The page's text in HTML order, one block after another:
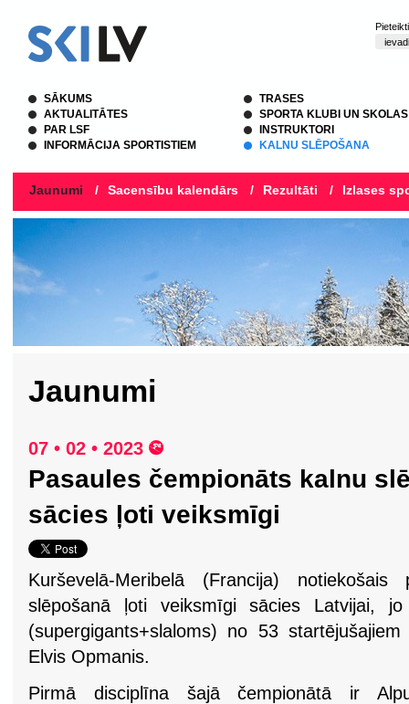
SĀKUMS
AKTUALITĀTES
PAR LSF
INFORMĀCIJA SPORTISTIEM
TRASES
SPORTA KLUBI UN SKOLAS
INSTRUKTORI
KALNU SLĒPOŠANA
Jaunumi / Sacensību kalendārs / Rezultāti / Izlases
Jaunumi
07 • 02 • 2023
Pasaules čempionāts kalnu
sācies ļoti veiksmīgi
Kurševelā-Meribelā (Francija)
slēpošanā ļoti veiksmīgi sācies Latvijai,
(supergigants+slaloms) no 53
Elvis Opmanis.
Pirmā disciplīna šajā čempionātā ir